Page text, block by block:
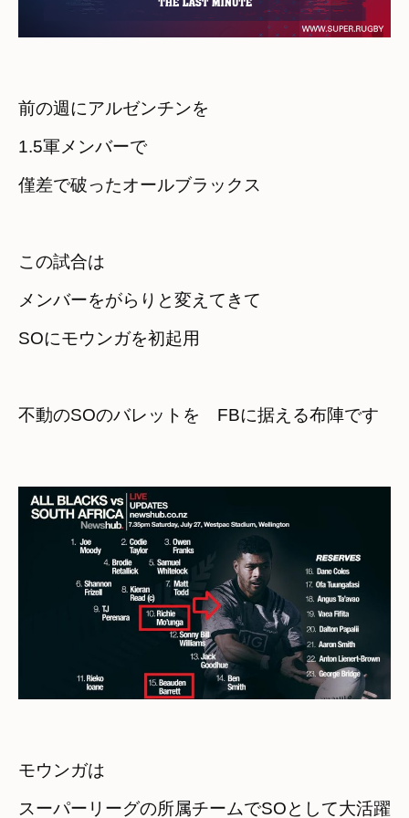
前の週にアルゼンチンを
1.5軍メンバーで
僅差で破ったオールブラックス
この試合は
メンバーをがらりと変えてきて
不動のSOのバレットを　FBに据える布陣です
モウンガは
スーパーリーグの所属チームでSOとして大活躍